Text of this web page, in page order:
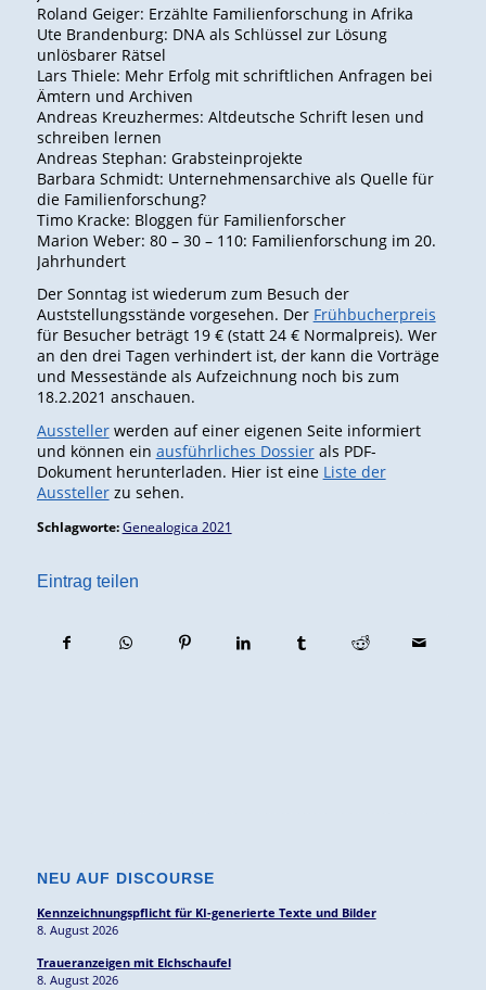
Roland Geiger: Erzählte Familienforschung in Afrika
Ute Brandenburg: DNA als Schlüssel zur Lösung
unlösbarer Rätsel
Lars Thiele: Mehr Erfolg mit schriftlichen Anfragen bei
Ämtern und Archiven
Andreas Kreuzhermes: Altdeutsche Schrift lesen und
schreiben lernen
Andreas Stephan: Grabsteinprojekte
Barbara Schmidt: Unternehmensarchive als Quelle für
die Familienforschung?
Timo Kracke: Bloggen für Familienforscher
Marion Weber: 80 – 30 – 110: Familienforschung im 20.
Jahrhundert
Der Sonntag ist wiederum zum Besuch der
Auststellungsstände vorgesehen. Der Frühbucherpreis
für Besucher beträgt 19 € (statt 24 € Normalpreis). Wer
an den drei Tagen verhindert ist, der kann die Vorträge
und Messestände als Aufzeichnung noch bis zum
18.2.2021 anschauen.
Ausstellerwerden auf einer eigenen Seite informiert
und können ein ausführliches Dossierals PDF-
Dokument herunterladen. Hier ist eine Liste der
Ausstellerzu sehen.
Schlagworte: Genealogica 2021
Eintrag teilen
NEU AUF DISCOURSE
Kennzeichnungspflicht für KI-generierte Texte und Bilder
8. August 2026
Traueranzeigen mit Elchschaufel
8. August 2026